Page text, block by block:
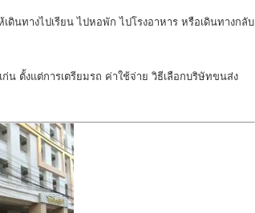
นทางไปเรียน ไปหอพัก ไปโรงอาหาร หรือเดินทางกลับ
ตั้งแต่การเตรียมรถ ค่าใช้จ่าย วิธีเลือกบริษัทขนส่ง